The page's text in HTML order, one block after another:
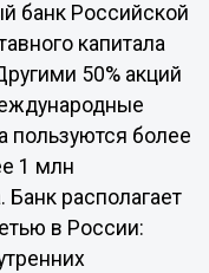
банк Российской
капитала
50% акций
пользуются более
1 млн
располагает
в России: